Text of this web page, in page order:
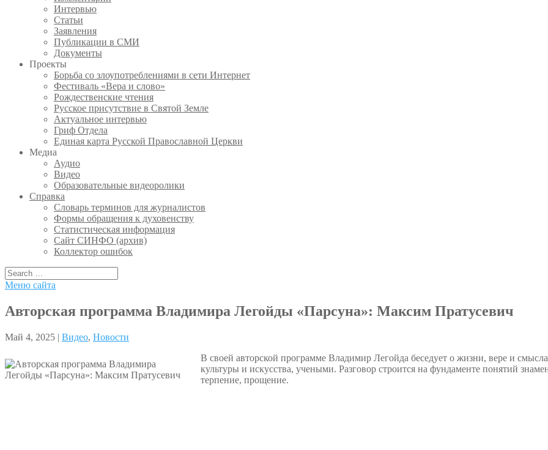
Интервью
Статьи
Заявления
Публикации в СМИ
Документы
Проекты
Борьба со злоупотреблениями в сети Интернет
Фестиваль «Вера и слово»
Рождественские чтения
Русское присутствие в Святой Земле
Актуальное интервью
Гриф Отдела
Единая карта Русской Православной Церкви
Медиа
Аудио
Видео
Образовательные видеоролики
Справка
Словарь терминов для журналистов
Формы обращения к духовенству
Статистическая информация
Сайт СИНФО (архив)
Коллектор ошибок
Меню сайта
Авторская программа Владимира Легойды «Парсуна»: Максим Пратусевич
Май 4, 2025 | Видео, Новости
В своей авторской программе Владимир Легойда беседует о жизни, вере и
культуры и искусства, учеными. Разговор строится на фундаменте понятий
терпение, прощение.